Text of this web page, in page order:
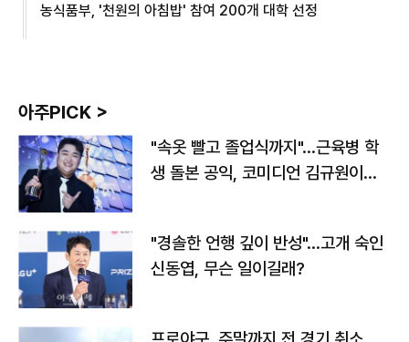
농식품부, '천원의 아침밥' 참여 200개 대학 선정
아주PICK >
"속옷 빨고 졸업식까지"…근육병 학
생 돌본 공익, 코미디언 김규원이었
"경솔한 언행 깊이 반성"…고개 숙인
신동엽, 무슨 일이길래?